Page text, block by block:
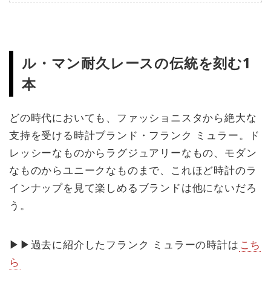
ル・マン耐久レースの伝統を刻む1
本
どの時代においても、ファッショニスタから絶大な
支持を受ける時計ブランド・フランク ミュラー。ド
レッシーなものからラグジュアリーなもの、モダン
なものからユニークなものまで、これほど時計のラ
インナップを見て楽しめるブランドは他にないだろ
う。
▶︎▶︎過去に紹介したフランク ミュラーの時計は こち
ら